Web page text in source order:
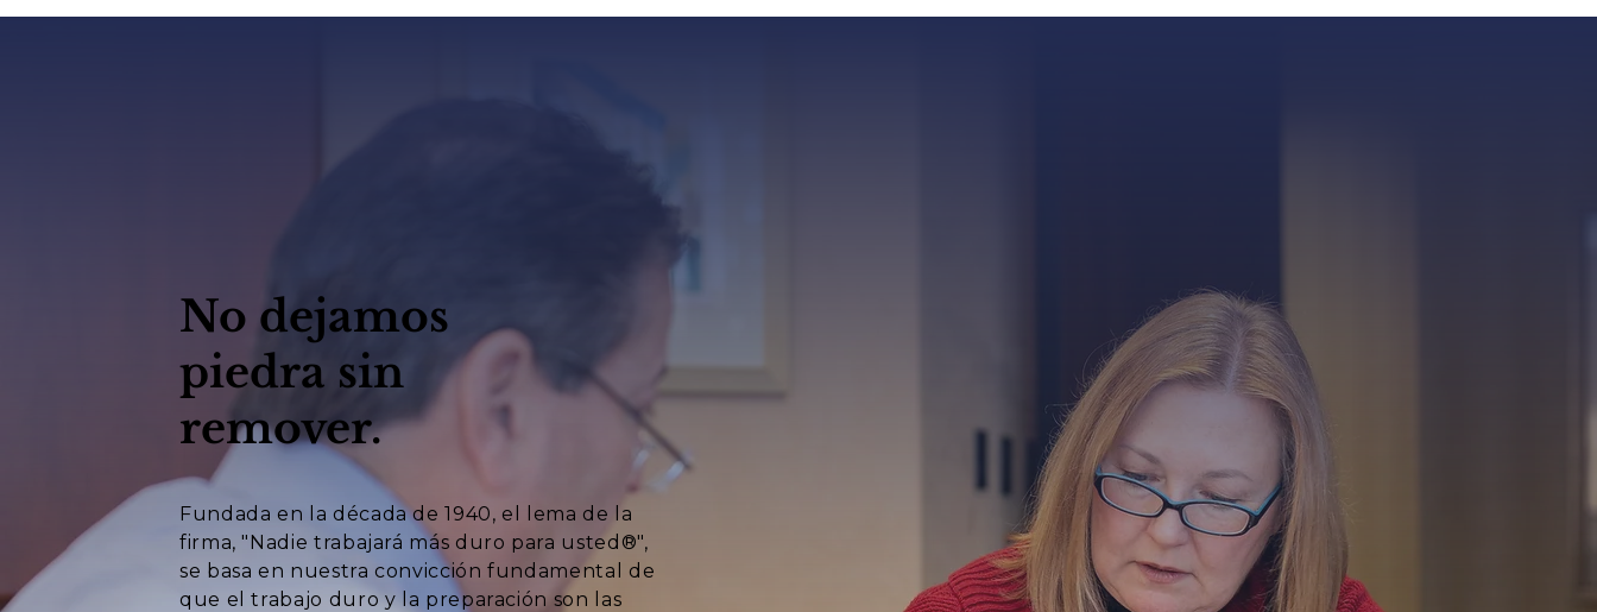
No dejamos
piedra sin
remover.
Fundada en la década de 1940, el lema de la
firma, "Nadie trabajará más duro para usted®",
se basa en nuestra convicción fundamental de
que el trabajo duro y la preparación son las